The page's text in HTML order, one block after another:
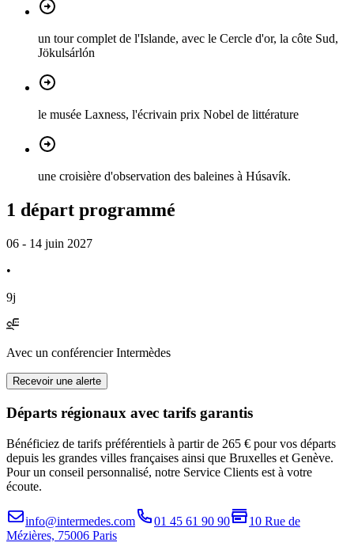
un tour complet de l'Islande, avec le Cercle d'or, la côte Sud,
Jökulsárlón
le musée Laxness, l'écrivain prix Nobel de littérature
une croisière d'observation des baleines à Húsavík.
1 départ programmé
06 - 14 juin 2027
•
9j
Avec un conférencier Intermèdes
Recevoir une alerte
Départs régionaux avec tarifs garantis
Bénéficiez de tarifs préférentiels à partir de 265 € pour vos départs
depuis les grandes villes françaises ainsi que Bruxelles et Genève.
Pour un conseil personnalisé, notre Service Clients est à votre
écoute.
info@intermedes.com 01 45 61 90 90
10 Rue de
Mézières, 75006 Paris